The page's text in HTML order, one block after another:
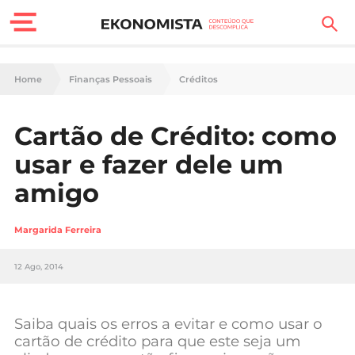
Finanças Pessoais
Carreira
Casa
Lifestyle
Sociedade
Negócios
Home Finanças Pessoais Créditos
Cartão de Crédito: como
usar e fazer dele um
amigo
Margarida Ferreira
12 Ago, 2014
Saiba quais os erros a evitar e como usar o
cartão de crédito para que este seja um